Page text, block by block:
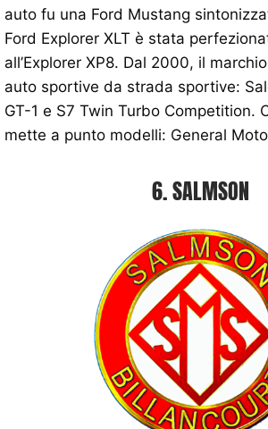
auto fu una Ford Mustang
Ford Explorer XLT è stata
all’Explorer XP8. Dal 2000, il
auto sportive da strada sportive:
GT-1 e S7 Twin Turbo Competition.
mette a punto modelli: General
6. SALMSON